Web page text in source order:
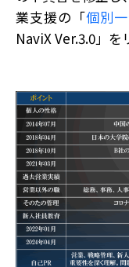
業支援の「個別
NaviX Ver.3.0」を